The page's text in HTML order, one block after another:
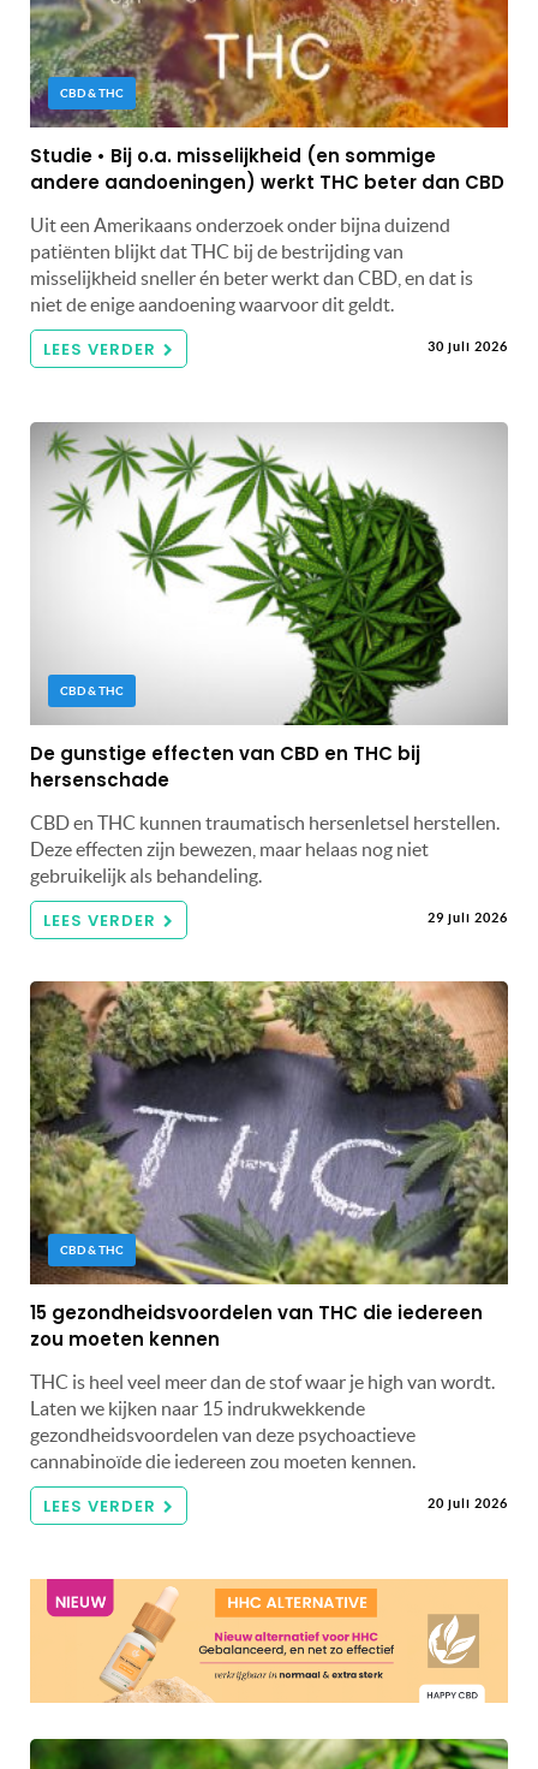
CBD & THC
Studie • Bij o.a. misselijkheid (en sommige
andere aandoeningen) werkt THC beter dan CBD
Uit een Amerikaans onderzoek onder bijna duizend
patiënten blijkt dat THC bij de bestrijding van
misselijkheid sneller én beter werkt dan CBD, en dat is
niet de enige aandoening waarvoor dit geldt.
LEES VERDER 30 juli 2026
CBD & THC
De gunstige effecten van CBD en THC bij
hersenschade
CBD en THC kunnen traumatisch hersenletsel herstellen.
Deze effecten zijn bewezen, maar helaas nog niet
gebruikelijk als behandeling.
LEES VERDER 29 juli 2026
CBD & THC
15 gezondheidsvoordelen van THC die iedereen
zou moeten kennen
THC is heel veel meer dan de stof waar je high van wordt.
Laten we kijken naar 15 indrukwekkende
gezondheidsvoordelen van deze psychoactieve
cannabinoïde die iedereen zou moeten kennen.
LEES VERDER 20 juli 2026